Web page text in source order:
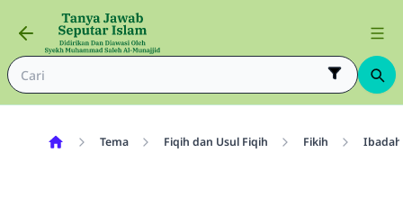
Tema Fiqih dan Usul Fiqih Fikih